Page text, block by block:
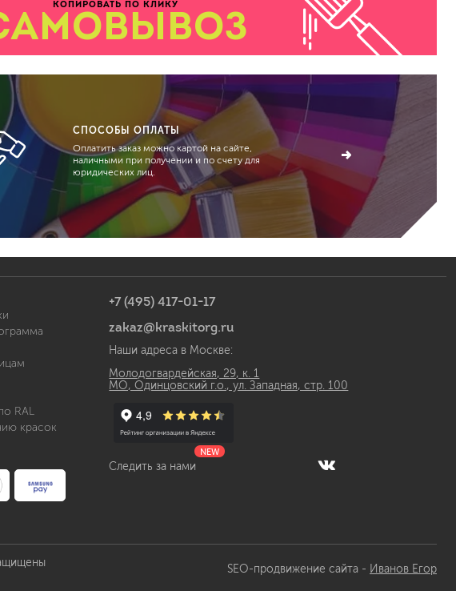
КОПИРОВАТЬ ПО КЛИКУ
СПОСОБЫ ОПЛАТЫ
Оплатить заказ можно картой на сайте,
наличными при получении и по счету для
юридических лиц.
RAL
красок
+7 (495) 417-01-17
zakaz@kraskitorg.ru
Наши адреса в Москве:
Молодогвардейская, 29, к. 1
МО, Одинцовский г.о., ул. Западная, стр. 100
Следить за нами
NEW
SEO-продвижение сайта - Иванов Егор